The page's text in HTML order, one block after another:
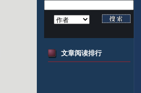
文章阅读排行